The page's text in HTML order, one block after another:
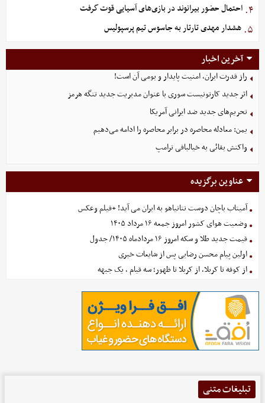
۴. احتمال حضور بیرانوند در بازی‌های آسیایی قوت گرفت
۵. هشدار مهدی تارتار به جاسوس تیم پرسپولیس
آخرین اخبار
راز قدرت ایران، امنیت پایدار و بومی آن است!
اثر جدید کارتونیست سوری با عنوان مدیریت جدید تنگه هرمز
تحریم‌های جدید ضد ایرانی آمریکا
یمن: معادله محاصره در برابر محاصره را ادامه می‌دهیم
واکنش بقائی به خیالبافی ترامپ
عناوین برگزیده
آمیتاب باچان دوست نتانیاهو به ایران می آید! +فیلم وعکس
وضعیت هوای کشور امروز جمعه ۱۶ مرداد ۱۴۰۵
قیمت جدید طلا و سکه امروز ۱۶ مردادماه ۱۴۰۵/ جدول
اولین پیام محسن رضایی پس از شایعات خبری
از کوفه تا کربلا، از کربلا تا ظهور؛ سه قیام ، یک جبهه
تبلیغات متنی